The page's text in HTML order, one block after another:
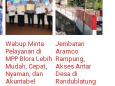
Wabup Minta
Pelayanan di
MPP Blora Lebih
Mudah, Cepat,
Nyaman, dan
Akuntabel
Jembatan
Aramco
Rampung,
Akses Antar
Desa di
Randublatung